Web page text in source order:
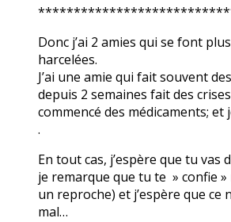
Donc j’ai 2 amies qui se font
harcelées.
J’ai une amie qui fait souvent
depuis 2 semaines fait des
commencé des médicaments; et
.
En tout cas, j’espère que tu vas
je remarque que tu te » confie »
un reproche) et j’espère que ce
mal…